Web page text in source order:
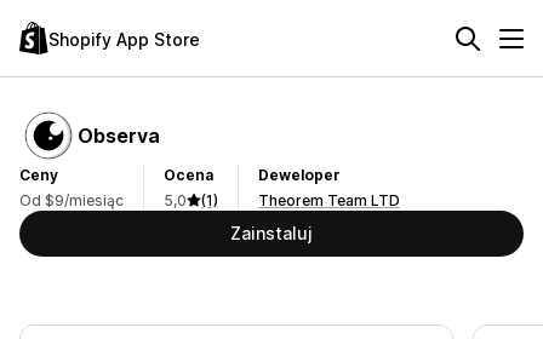
Shopify App Store
Observa
Ceny
Od $9/miesiąc
Ocena
5,0
(1)
Deweloper
Theorem Team LTD
Zainstaluj